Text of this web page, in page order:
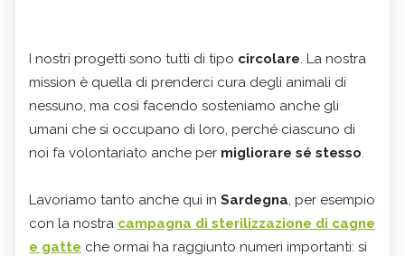
I nostri progetti sono tutti di tipo circolare. La nostra
mission è quella di prenderci cura degli animali di
nessuno, ma così facendo sosteniamo anche gli
umani che si occupano di loro, perché ciascuno di
noi fa volontariato anche per migliorare sé stesso.
Lavoriamo tanto anche qui in Sardegna, per esempio
con la nostra campagna di sterilizzazione di cagne
e gatte che ormai ha raggiunto numeri importanti: si